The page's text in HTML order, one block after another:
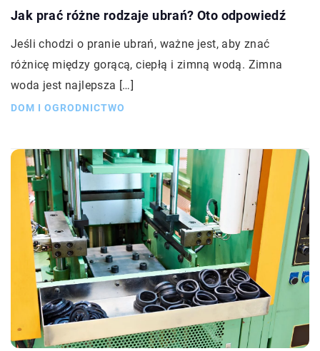
Jak prać różne rodzaje ubrań? Oto odpowiedź
Jeśli chodzi o pranie ubrań, ważne jest, aby znać
różnicę między gorącą, ciepłą i zimną wodą. Zimna
woda jest najlepsza […]
DOM I OGRODNICTWO